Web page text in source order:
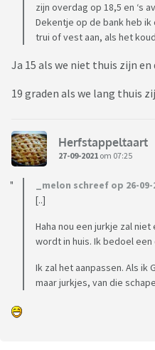
zijn overdag op 18,5 en ‘s
Dekentje op de bank heb
trui of vest aan, als het
Ja 15 als we niet thuis zijn en
19 graden als we lang thuis
Herfstappeltaart
27-09-2021 om 07:25
_melon schreef op 26-09-
[..]
Haha nou een jurkje zal
wordt in huis. Ik bedoel
Ik zal het aanpassen. Als ik
maar jurkjes, van die